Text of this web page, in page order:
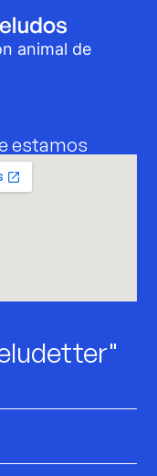
animal de
estamos